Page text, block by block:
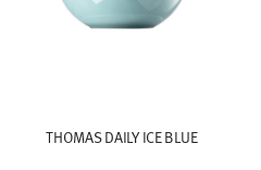
THOMAS DAILY ICE BLUE